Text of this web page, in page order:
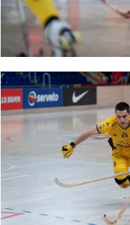
FC Barcelona club badge